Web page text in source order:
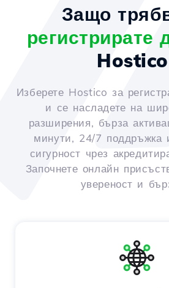
Защо
регистрирате
Изберете Hostico за
и се насладете на
разширения, бърза
минути, 24/7 поддръжка
сигурност чрез
Започнете онлайн
увереност и